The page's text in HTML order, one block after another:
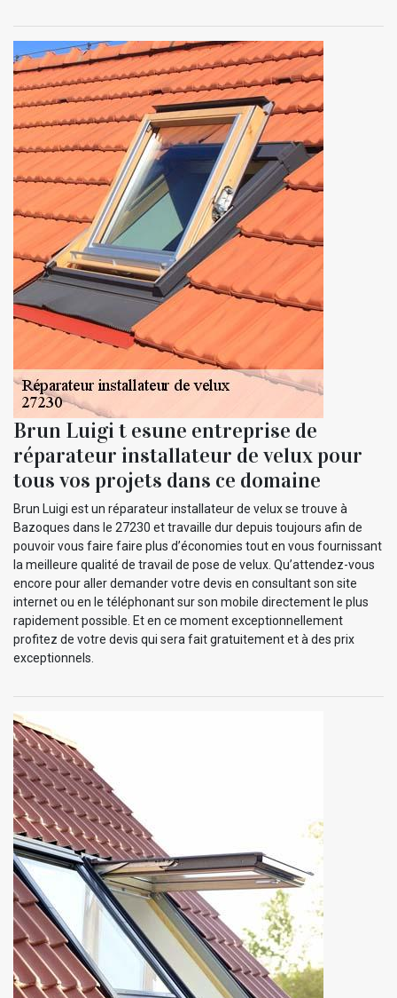
Brun Luigi t esune entreprise de
réparateur installateur de velux pour
tous vos projets dans ce domaine
Brun Luigi est un réparateur installateur de velux se trouve à
Bazoques dans le 27230 et travaille dur depuis toujours afin de
pouvoir vous faire faire plus d’économies tout en vous fournissant
la meilleure qualité de travail de pose de velux. Qu’attendez-vous
encore pour aller demander votre devis en consultant son site
internet ou en le téléphonant sur son mobile directement le plus
rapidement possible. Et en ce moment exceptionnellement
profitez de votre devis qui sera fait gratuitement et à des prix
exceptionnels.